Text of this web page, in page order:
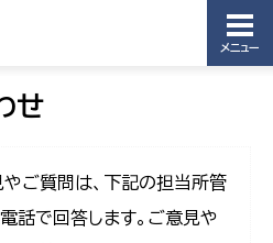
メニュー
せ
ご質問は、下記の担当所管
話で回答します。ご意見や